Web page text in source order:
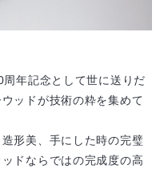
年記念として世に送りだ
ッドが技術の粋を集めて
形美、手にした時の完璧
ドならではの完成度の高